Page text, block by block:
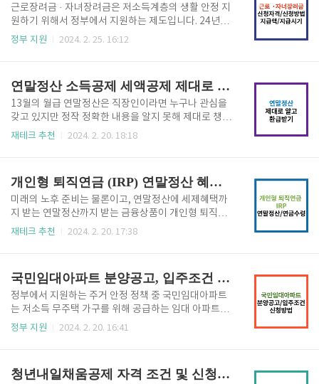
씀드리면, 매달 천원 ~ 70만원 한도 내에 일정 금액을
만기 5년 (고정 3년 + 변동 2년)까지 납입하면 매월 최
대 6% 의 정부 지원금 (최대 2.4만원) 이 지급되는 비과
세 상품입니다. 만기 수령 시, 수령액이 최대 5,000만원
확인하시기 바랍..
근로장려금 · 자녀장려금은 저소득계층의 생활 안정 지
원하기 위해서 정부에서 지원하는 제도입니다. 24년부
터 자녀장려금 제도 확대로 대상자가 늘어날 것으로 예
청자격 및 신청방법, 지급액, 지급 시기 등에 대해 알아
보도록 하겠습니다. 본인의 조건 맞게 근로장려금 · 자
녀장려금을 신청하실 수 있도록 꼼꼼히 준비하시기 바
랍니다. 24년 자녀장려금 변경 사항 24년에 변경된 자
녀장려금의 주요 내용은 아래와 같습니다. 연소득 4,00
해 보다 약 47만..
정부 지원 2024. 2. 25. 16:12
연말정산 소득공제 세액공제 제대로 알고 환급 받기
13월의 월급 연말정산은 직장인이라면 누구나 관심을
갖고 있지만 정작 정확한 내용을 알지 못해 제대로 챙기
지 못하는 경우가 많습니다. 매년 한번 하기 때문에 그
인가? 연봉이 정해진 급여소득자라면 1년 급여에 따라
내야 할 세금이 대략적으로 정해져 있고, 급여 명세서를
보면 이미 월급에서 징수된 것을 확인할 수 있습니다.
이와 같이 회사에서는 매달 내 월급에서 미리 차감해서
세금을 내고 있는데 이를 원천징수라고 합니다. 회사에
부 등에 따라 다양하게 다..
재테크 추천 2024. 2. 20. 18:18
개인형 퇴직연금 (IRP) 연말정산 혜택과 연금 수령 및 주의점
미래의 노후 준비는 물론이고, 연말정산에 세제혜택까
지 받는 연말정산까지 받는 금융상품이 개인형 퇴직연
금 (IRP)입니다. 노후 대비와 연말정산에서 세제혜택까
다. 개인형 퇴직연금 (IRP)이란? 개인형 퇴직연금 IRP
는 퇴직금 수령 목적과 더불어 노후 준비를 위한 연금이
면서, 국가가 개인에게 안정적 노후 대비를 권장하기 위
해 매년 연말정산 세제 혜택까지 주는 상품으로, 나라에
서 권장하는 만큼 세제 혜택이 매우 큽니다. 개인형 퇴
다...
재테크 추천 2024. 2. 20. 17:38
국민임대아파트 분양공고, 입주조건 및 신청방법
정부에서 지원하는 주거 안정 정책 중 국민임대아파트
는 저소득 무주택 가구를 위해 공급하는 임대 아파트로
서, 2년마다 재계약을 통해 최대 30년까지 거주할 수 있
다. 국민임대아파트란? 국민임대아파트는 무주택 저소
정부 지원 2024. 2. 20. 16:41
청년내일채움공제 자격 조건 및 신청 방법